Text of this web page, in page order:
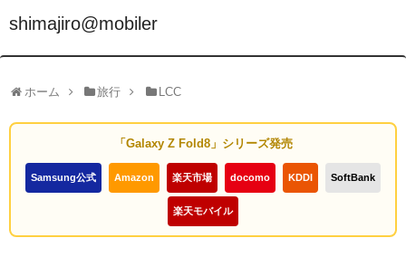
shimajiro@mobiler
ホーム 旅行 LCC
「Galaxy Z Fold8」シリーズ発売
Samsung公式 Amazon 楽天市場 docomo KDDI SoftBank
楽天モバイル